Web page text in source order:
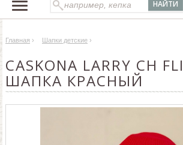
О БРЕНДЕ
ДОСТАВКА И ОПЛАТА
ОПТОВЫМ КЛИЕНТАМ
Главная › Шапки детские ›
CASKONA LARRY CH
ШАПКА КРАСНЫЙ